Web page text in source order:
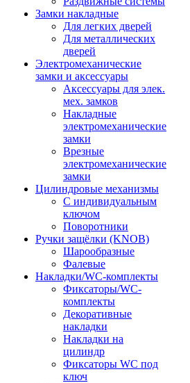
Замки накладные
Для легких дверей
Для металлических
дверей
Электромеханические
замки и аксессуары
Аксессуары для элек.
мех. замков
Накладные
электромеханические
замки
Врезные
электромеханические
замки
Цилиндровые механизмы
С индивидуальным
ключом
Поворотники
Ручки защёлки (KNOB)
Шарообразные
Фалевые
Накладки/WC-комплекты
Фиксаторы/WC-
комплекты
Декоративные
накладки
Накладки на
цилиндр
Фиксаторы WC под
ключ